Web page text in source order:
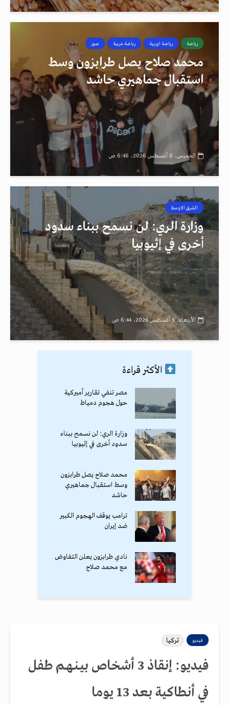
رياضة رياضة اوربية رياضة عربية صور رصد
محمد صلاح يصل طرابزون وسط
استقبال جماهيري حاشد
الخميس، 6 أغسطس 2026، 6:46 ص
الشرق الاوسط رصد
وزارة الري: لن نسمح ببناء سدود
أخرى في إثيوبيا
الأربعاء، 5 أغسطس 2026، 6:44 ص
الأكثر قراءة
مصر تنفي تقارير أميركية
حول هجوم دمياط
وزارة الري: لن نسمح ببناء
سدود أخرى في إثيوبيا
محمد صلاح يصل طرابزون
وسط استقبال جماهيري
حاشد
ترامب يوقف الهجوم الكبير
ضد إيران
نادي طرابزون يعلن التفاوض
مع محمد صلاح
فيديو تركيا
فيديو: إنقاذ 3 أشخاص بيـنـهـم طفل
في أنطاكية بعد 13 يوما